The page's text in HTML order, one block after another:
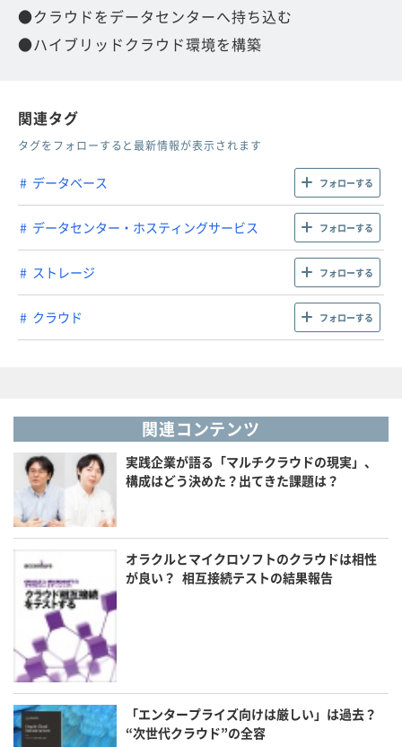
●クラウドをデータセンターへ持ち込む
●ハイブリッドクラウド環境を構築
関連タグ
タグをフォローすると最新情報が表示されます
データベース フォローする
データセンター・ホスティングサービス フォローする
ストレージ フォローする
クラウド フォローする
関連コンテンツ
実践企業が語る「マルチクラウドの現実」、
構成はどう決めた？出てきた課題は？
オラクルとマイクロソフトのクラウドは相性
が良い？ 相互接続テストの結果報告
「エンタープライズ向けは厳しい」は過去？
“次世代クラウド”の全容